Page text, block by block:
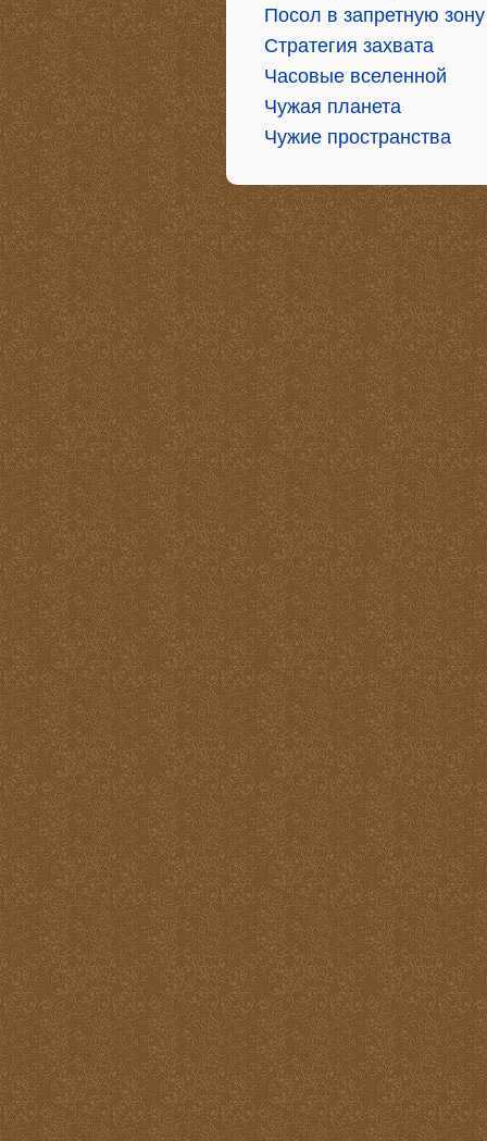
Посол в запретную зону
Стратегия захвата
Часовые вселенной
Чужая планета
Чужие пространства